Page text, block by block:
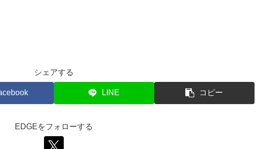
シェアする
LINE コピー
EDGEをフォローする